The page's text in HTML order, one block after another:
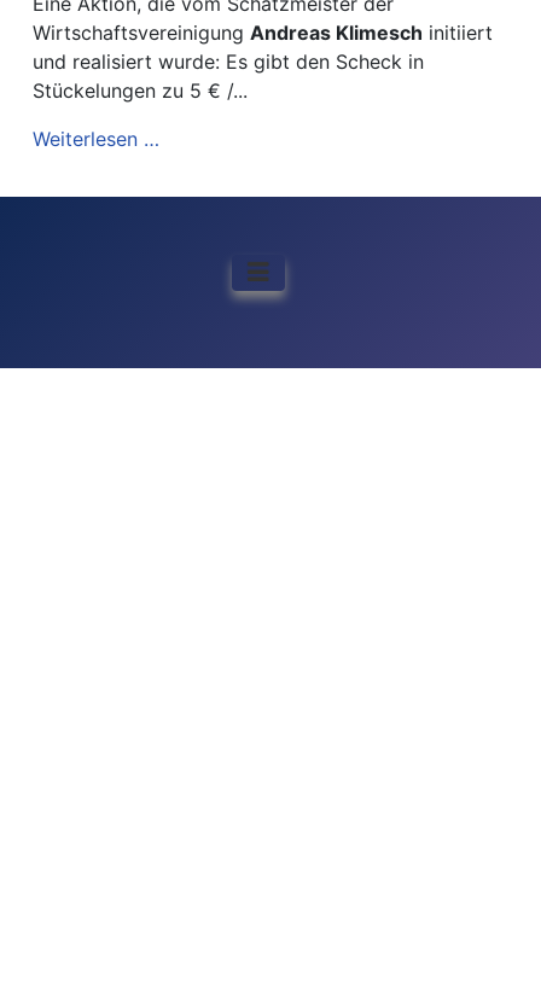
WirtschaftsvereinigungAndreas Klimesch initiiert
und realisiert wurde: Es gibt den Scheck in
Stückelungen zu 5 € /...
Weiterlesen …